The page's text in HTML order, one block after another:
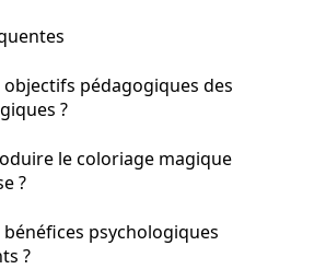
objectifs pédagogiques des
?
le coloriage magique
?
psychologiques
?